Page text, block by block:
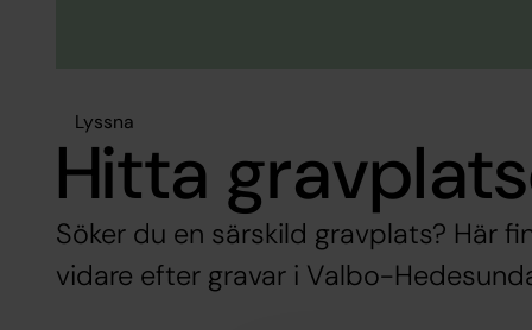
Lyssna
Hitta
Söker du en särskild gravplats? Här
vidare efter gravar i Valbo-